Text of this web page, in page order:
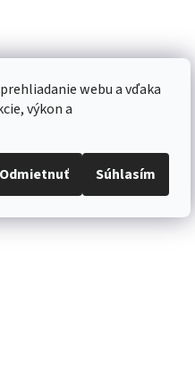
webu a vďaka
výkon a
Odmietnuť Súhlasím